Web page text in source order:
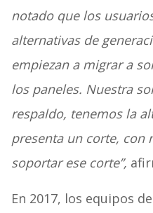
notado que los
alternativas de
empiezan a migrar a
los paneles. Nuestra
respaldo, tenemos la
presenta un corte, con
soportar ese corte”,
En 2017, los equipos